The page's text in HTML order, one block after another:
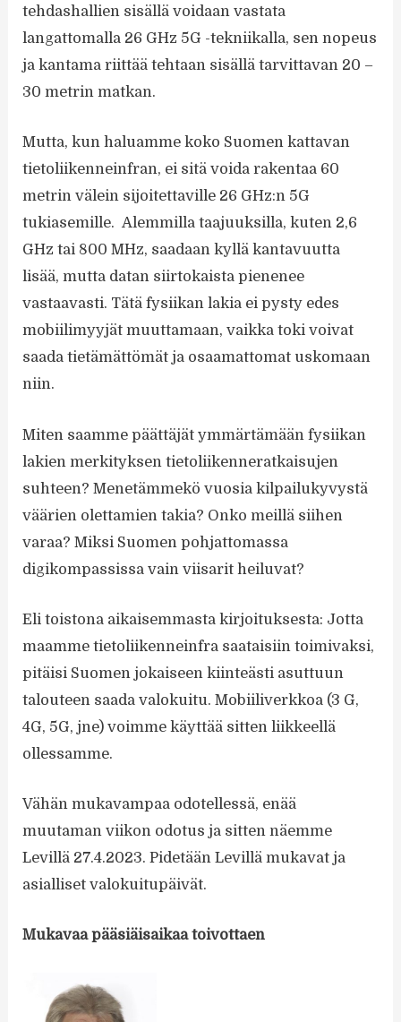
tehdashallien sisällä voidaan vastata
langattomalla 26 GHz 5G -tekniikalla, sen nopeus
ja kantama riittää tehtaan sisällä tarvittavan 20 –
30 metrin matkan.
Mutta, kun haluamme koko Suomen kattavan
tietoliikenneinfran, ei sitä voida rakentaa 60
metrin välein sijoitettaville 26 GHz:n 5G
tukiasemille. Alemmilla taajuuksilla, kuten 2,6
GHz tai 800 MHz, saadaan kyllä kantavuutta
lisää, mutta datan siirtokaista pienenee
vastaavasti. Tätä fysiikan lakia ei pysty edes
mobiilimyyjät muuttamaan, vaikka toki voivat
saada tietämättömät ja osaamattomat uskomaan
niin.
Miten saamme päättäjät ymmärtämään fysiikan
lakien merkityksen tietoliikenneratkaisujen
suhteen? Menetämmekö vuosia kilpailukyvystä
väärien olettamien takia? Onko meillä siihen
varaa? Miksi Suomen pohjattomassa
digikompassissa vain viisarit heiluvat?
Eli toistona aikaisemmasta kirjoituksesta: Jotta
maamme tietoliikenneinfra saataisiin toimivaksi,
pitäisi Suomen jokaiseen kiinteästi asuttuun
talouteen saada valokuitu. Mobiiliverkkoa (3 G,
4G, 5G, jne) voimme käyttää sitten liikkeellä
ollessamme.
Vähän mukavampaa odotellessä, enää
muutaman viikon odotus ja sitten näemme
Levillä 27.4.2023. Pidetään Levillä mukavat ja
asialliset valokuitupäivät.
Mukavaa pääsiäisaikaa toivottaen